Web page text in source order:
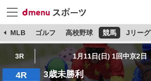
MLB ゴルフ 高校野球 競馬 Jリーグ
3R 1月11日(日) 1回中京2日
4R 3歳未勝利